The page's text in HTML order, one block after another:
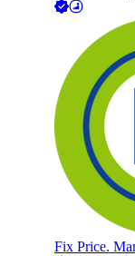
Fix Price.